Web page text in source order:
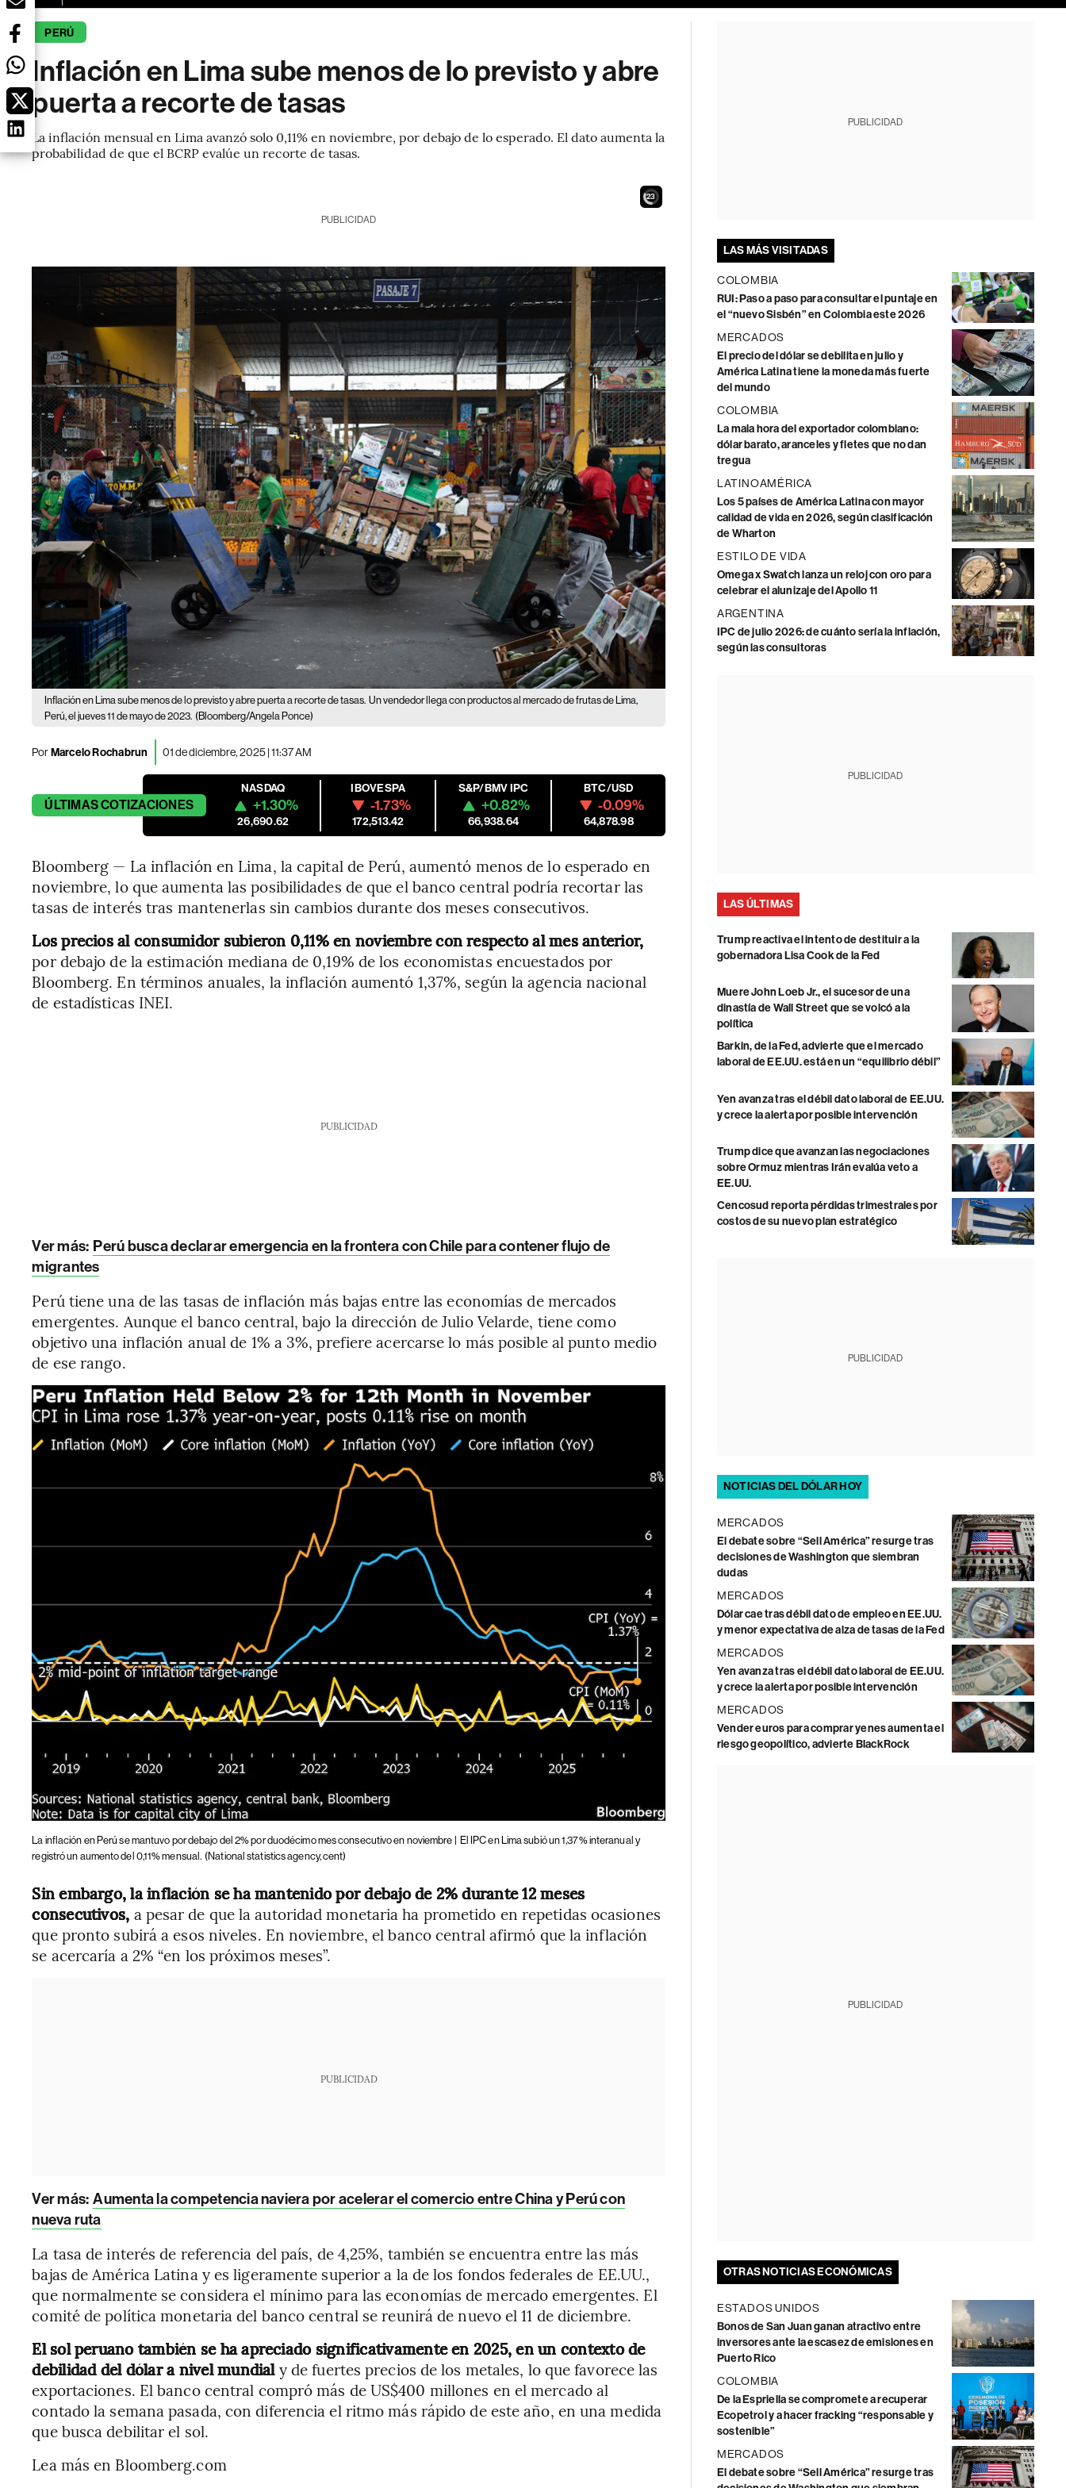
PERÚ
Inflación en Lima sube menos de lo previsto y abre
puerta a recorte de tasas
La inflación mensual en Lima avanzó solo 0,11% en noviembre, por debajo de lo esperado. El dato aumenta la
probabilidad de que el BCRP evalúe un recorte de tasas.
21
PUBLICIDAD
Inflación en Lima sube menos de lo previsto y abre puerta a recorte de tasas. Un vendedor llega con productos al mercado de frutas de Lima,
Perú, el jueves 11 de mayo de 2023. (Bloomberg/Angela Ponce)
PorMarcelo Rochabrun 01 de diciembre, 2025 | 11:37 AM
ÚLTIMASCOTIZACIONES
NASDAQ
+1.30%
26,690.62
IBOVESPA
-1.73%
172,513.42
S&P/BMV IPC
+0.82%
66,938.64
BTC/USD
-0.09%
64,878.98
Bloomberg — La inflación en Lima, la capital de Perú, aumentó menos de lo esperado en
noviembre, lo que aumenta las posibilidades de que el banco central podría recortar las
tasas de interés tras mantenerlas sin cambios durante dos meses consecutivos.
Los precios al consumidor subieron 0,11% en noviembre con respecto al mes anterior,
por debajo de la estimación mediana de 0,19% de los economistas encuestados por
Bloomberg. En términos anuales, la inflación aumentó 1,37%, según la agencia nacional
de estadísticas INEI.
PUBLICIDAD
Ver más: Perú busca declarar emergencia en la frontera con Chile para contener flujo de
migrantes
Perú tiene una de las tasas de inflación más bajas entre las economías de mercados
emergentes. Aunque el banco central, bajo la dirección de Julio Velarde, tiene como
objetivo una inflación anual de 1% a 3%, prefiere acercarse lo más posible al punto medio
de ese rango.
La inflación en Perú se mantuvo por debajo del 2% por duodécimo mes consecutivo en noviembre |
El IPC en Lima subió un 1,37% interanual y
registró un aumento del 0,11% mensual. (National statistics agency, cent)
Sin embargo, la inflación se ha mantenido por debajo de 2% durante 12 meses
consecutivos, a pesar de que la autoridad monetaria ha prometido en repetidas ocasiones
que pronto subirá a esos niveles. En noviembre, el banco central afirmó que la inflación
se acercaría a 2% “en los próximos meses”.
PUBLICIDAD
Ver más: Aumenta la competencia naviera por acelerar el comercio entre China y Perú con
nueva ruta
La tasa de interés de referencia del país, de 4,25%, también se encuentra entre las más
bajas de América Latina y es ligeramente superior a la de los fondos federales de EE.UU.,
que normalmente se considera el mínimo para las economías de mercado emergentes. El
comité de política monetaria del banco central se reunirá de nuevo el 11 de diciembre.
El sol peruano también se ha apreciado significativamente en 2025, en un contexto de
debilidad del dólar a nivel mundialy de fuertes precios de los metales, lo que favorece las
exportaciones. El banco central compró más de US$400 millones en el mercado al
contado la semana pasada, con diferencia el ritmo más rápido de este año, en una medida
que busca debilitar el sol.
Lea más en Bloomberg.com
PUBLICIDAD
LAS MÁS VISITADAS
COLOMBIA
RUI: Paso a paso para consultar el puntaje en
el “nuevo Sisbén” en Colombia este 2026
MERCADOS
El precio del dólar se debilita en julio y
América Latina tiene la moneda más fuerte
del mundo
COLOMBIA
La mala hora del exportador colombiano:
dólar barato, aranceles y fletes que no dan
tregua
LATINOAMÉRICA
Los 5 países de América Latina con mayor
calidad de vida en 2026, según clasificación
de Wharton
ESTILO DE VIDA
Omega x Swatch lanza un reloj con oro para
celebrar el alunizaje del Apollo 11
ARGENTINA
IPC de julio 2026: de cuánto sería la inflación,
según las consultoras
PUBLICIDAD
LAS ÚLTIMAS
Trump reactiva el intento de destituir a la
gobernadora Lisa Cook de la Fed
Muere John Loeb Jr., el sucesor de una
dinastía de Wall Street que se volcó a la
política
Barkin, de la Fed, advierte que el mercado
laboral de EE.UU. está en un “equilibrio débil”
Yen avanza tras el débil dato laboral de EE.UU.
y crece la alerta por posible intervención
Trump dice que avanzan las negociaciones
sobre Ormuz mientras Irán evalúa veto a
EE.UU.
Cencosud reporta pérdidas trimestrales por
costos de su nuevo plan estratégico
PUBLICIDAD
NOTICIAS DEL DÓLAR HOY
MERCADOS
El debate sobre “Sell América” resurge tras
decisiones de Washington que siembran
dudas
MERCADOS
Dólar cae tras débil dato de empleo en EE.UU.
y menor expectativa de alza de tasas de la Fed
MERCADOS
Yen avanza tras el débil dato laboral de EE.UU.
y crece la alerta por posible intervención
MERCADOS
Vender euros para comprar yenes aumenta el
riesgo geopolítico, advierte BlackRock
PUBLICIDAD
OTRAS NOTICIAS ECONÓMICAS
ESTADOS UNIDOS
Bonos de San Juan ganan atractivo entre
inversores ante la escasez de emisiones en
Puerto Rico
COLOMBIA
De la Espriella se compromete a recuperar
Ecopetrol y a hacer fracking “responsable y
sostenible”
MERCADOS
El debate sobre “Sell América” resurge tras